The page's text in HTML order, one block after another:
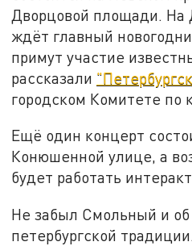
Дворцовой площади. На
ждёт главный
примут участие
рассказали
городском Комитете по
Ещё один концерт
Конюшенной улице, а
будет работать
Не забыл Смольный и об
петербургской